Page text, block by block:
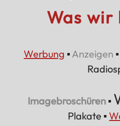
Was wir
Werbung ▪ Anzeigen ▪
Imagebroschüren▪
Plakate ▪